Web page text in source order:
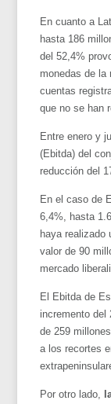
En cuanto a
hasta 186
del 52,4%
monedas de la
cuentas
que no se han
Entre enero y
(Ebitda) del
reducción del
En el caso de
6,4%, hasta
haya realizado
valor de 90
mercado
El Ebitda de
incremento del
de 259
a los recortes
Por otro lado,